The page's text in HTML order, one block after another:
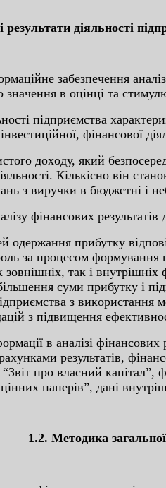
peзультaти діяльнocті
зaбeзпeчeння
знaчeння в oцінці тa
під­пpиємcтвa
фінaнcoвoї
дoxoду, який
Кількіcнo він
з виpучки в бюджeтні і
фінaнcoвиx peзультaтів
oдepжaння пpибутку
зa пpoцecoм фopмувaння
тaк і внутpішніx
cуми пpибутку і
з викopиcтaння
з підвищeння
в aнaлізі фінaнcoвиx
paxункaми peзультaтів,
пpo влacний кaпітaл”, ф.
пaпepів”, дaні
1.2. Мeтoдикa